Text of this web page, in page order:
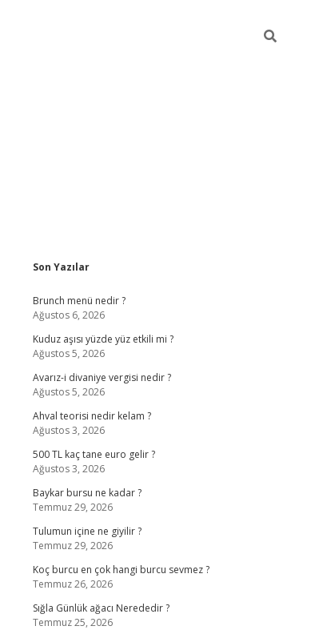
Sidebar
Son Yazılar
Brunch menü nedir ?
Ağustos 6, 2026
Kuduz aşısı yüzde yüz etkili mi ?
Ağustos 5, 2026
Avarız-i divaniye vergisi nedir ?
Ağustos 5, 2026
Ahval teorisi nedir kelam ?
Ağustos 3, 2026
500 TL kaç tane euro gelir ?
Ağustos 3, 2026
Baykar bursu ne kadar ?
Temmuz 29, 2026
Tulumun içine ne giyilir ?
Temmuz 29, 2026
Koç burcu en çok hangi burcu sevmez ?
Temmuz 26, 2026
Sığla Günlük ağacı Nerededir ?
Temmuz 25, 2026